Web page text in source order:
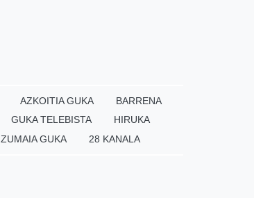
AZKOITIA GUKA
BARRENA
GUKA TELEBISTA
HIRUKA
ZUMAIA GUKA 28 KANALA